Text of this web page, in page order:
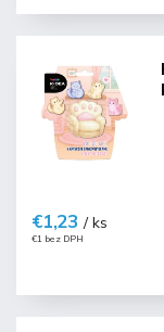
€1 bez DPH
€1,23 / ks